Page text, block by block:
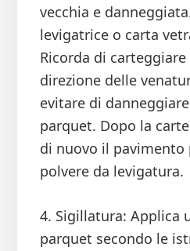
vecchia e
levigatrice o carta
Ricorda di
direzione delle
evitare di
parquet. Dopo la
di nuovo il pavimento
polvere da levigatura.
4. Sigillatura: Applica
parquet secondo le